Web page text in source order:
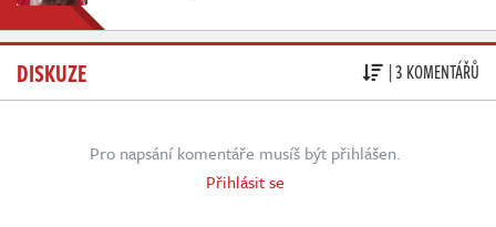
DISKUZE | 3 KOMENTÁŘŮ
Pro napsání komentáře musíš být přihlášen.
Přihlásit se